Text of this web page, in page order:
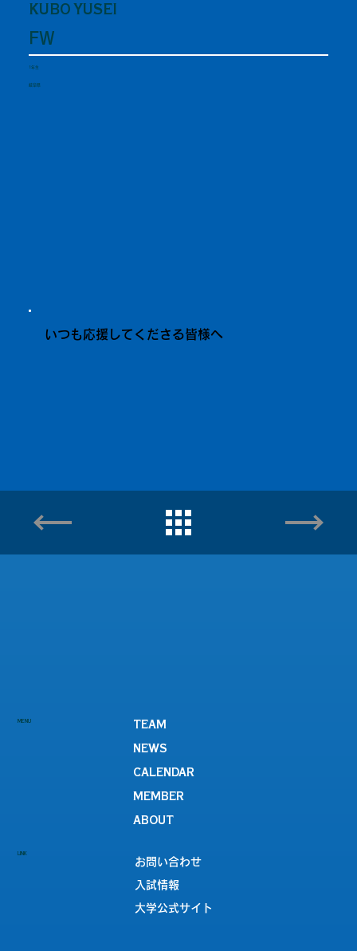
KUBO YUSEI
FW
1年生
岐阜県
いつも応援してくださる皆様へ
MENU
TEAM
NEWS
CALENDAR
MEMBER
ABOUT
LINK
お問い合わせ
入試情報
大学公式サイト